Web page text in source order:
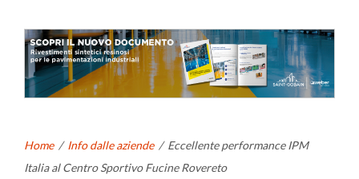
Home / Info dalle aziende / Eccellente performance IPM
Italia al Centro Sportivo Fucine Rovereto